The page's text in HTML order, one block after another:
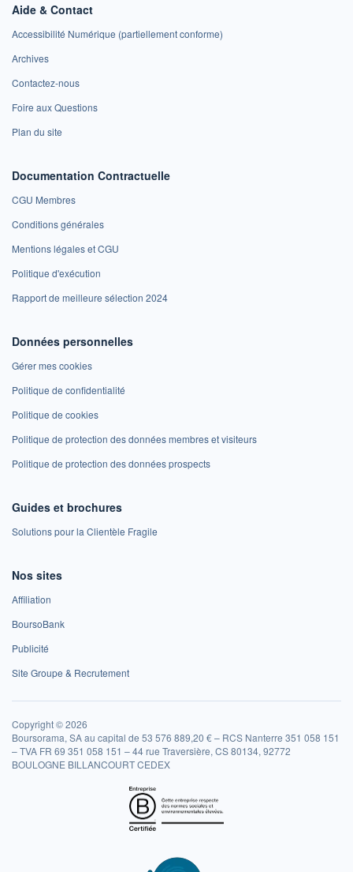
Aide & Contact
Accessibilité Numérique (partiellement conforme)
Archives
Contactez-nous
Foire aux Questions
Plan du site
Documentation Contractuelle
CGU Membres
Conditions générales
Mentions légales et CGU
Politique d'exécution
Rapport de meilleure sélection 2024
Données personnelles
Gérer mes cookies
Politique de confidentialité
Politique de cookies
Politique de protection des données membres et visiteurs
Politique de protection des données prospects
Guides et brochures
Solutions pour la Clientèle Fragile
Nos sites
Affiliation
BoursoBank
Publicité
Site Groupe & Recrutement
Copyright © 2026
Boursorama, SA au capital de 53 576 889,20 € – RCS Nanterre 351 058 151
– TVA FR 69 351 058 151 – 44 rue Traversière, CS 80134, 92772
BOULOGNE BILLANCOURT CEDEX